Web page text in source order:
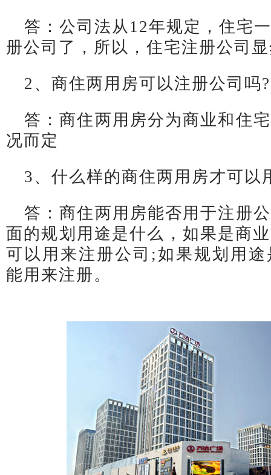
答：公司法从12年规定，住宅
册公司了，所以，住宅注册公司
2、商住两用房可以注册公司吗?
答：商住两用房分为商业和住
况而定
3、什么样的商住两用房才可以
答：商住两用房能否用于注册
面的规划用途是什么，如果是商
可以用来注册公司;如果规划用
能用来注册。